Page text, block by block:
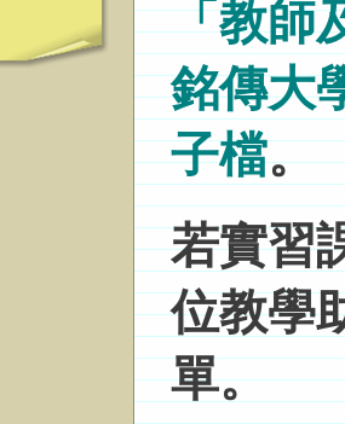
「教師
銘傳大
子檔。
若實習
位教學
單。